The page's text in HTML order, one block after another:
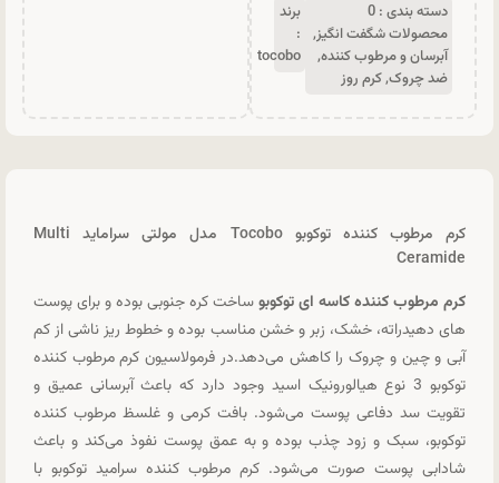
دسته بندی : 0
محصولات شگفت انگیز,
آبرسان و مرطوب کننده,
ضد چروک,کرم روز
برند
:
tocobo
کرم مرطوب کننده توکوبو Tocobo مدل مولتی سراماید Multi
Ceramide
کرم مرطوب کننده کاسه ای توکوبوساخت کره جنوبی بوده و برای پوست
های دهیدراته، خشک، زبر و خشن مناسب بوده و خطوط ریز ناشی از کم
آبی و چین و چروک را کاهش می‌دهد.در فرمولاسیون کرم مرطوب کننده
توکوبو 3 نوع هیالورونیک اسید وجود دارد که باعث آبرسانی عمیق و
تقویت سد دفاعی پوست می‌شود. بافت کرمی و غلسظ مرطوب کننده
توکوبو، سبک و زود چذب بوده و به عمق پوست نفوذ می‌کند و باعث
شادابی پوست صورت می‌شود. کرم مرطوب کننده سرامید توکوبو با